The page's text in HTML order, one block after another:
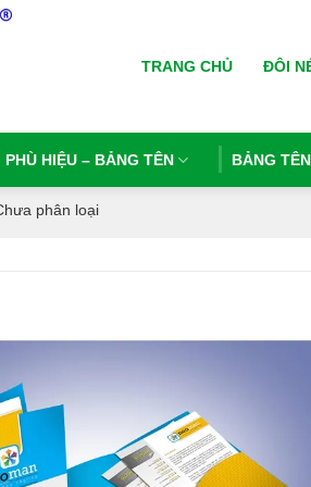
TRANG CHỦ ĐÔI
PHÙ HIỆU – BẢNG TÊN BẢNG TÊN
phân loại